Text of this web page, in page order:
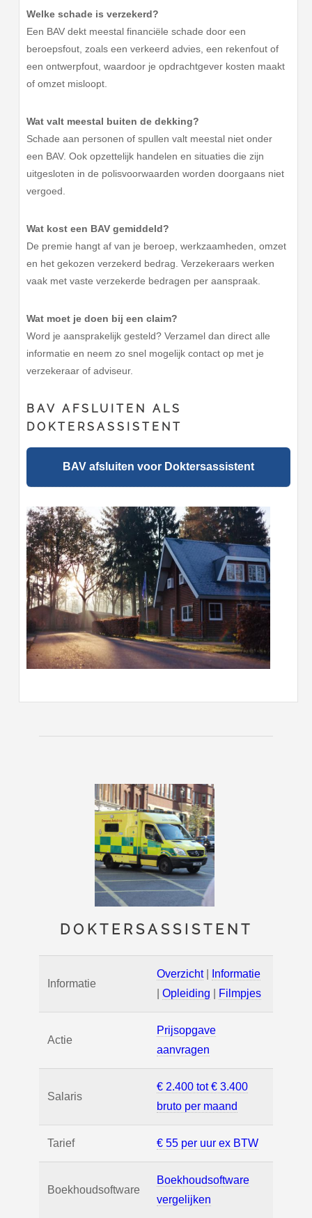
Welke schade is verzekerd?
Een BAV dekt meestal financiële schade door een
beroepsfout, zoals een verkeerd advies, een rekenfout of
een ontwerpfout, waardoor je opdrachtgever kosten maakt
of omzet misloopt.
Wat valt meestal buiten de dekking?
Schade aan personen of spullen valt meestal niet onder
een BAV. Ook opzettelijk handelen en situaties die zijn
uitgesloten in de polisvoorwaarden worden doorgaans niet
vergoed.
Wat kost een BAV gemiddeld?
De premie hangt af van je beroep, werkzaamheden, omzet
en het gekozen verzekerd bedrag. Verzekeraars werken
vaak met vaste verzekerde bedragen per aanspraak.
Wat moet je doen bij een claim?
Word je aansprakelijk gesteld? Verzamel dan direct alle
informatie en neem zo snel mogelijk contact op met je
verzekeraar of adviseur.
BAV AFSLUITEN ALS
DOKTERSASSISTENT
BAV afsluiten voor Doktersassistent
DOKTERSASSISTENT
Informatie
Overzicht|
Informatie
Opleiding Filmpjes
Actie
Prijsopgave
aanvragen
Salaris
€ 2.400 tot € 3.400
bruto per maand
Tarief € 55 per uur ex BTW
Boekhoudsoftware
Boekhoudsoftware
vergelijken